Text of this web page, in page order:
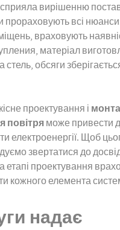
вирішенню
прораховують всі
враховують
матеріал
стель, обсяги
проектування і
повітря може привести
електроенергії. Щоб
звертатися до
етапі проектування
кожного елемента
надає